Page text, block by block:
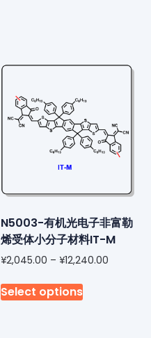
N5003-有机光电子非富勒
烯受体小分子材料IT-M
¥2,045.00 – ¥12,240.00
Select options